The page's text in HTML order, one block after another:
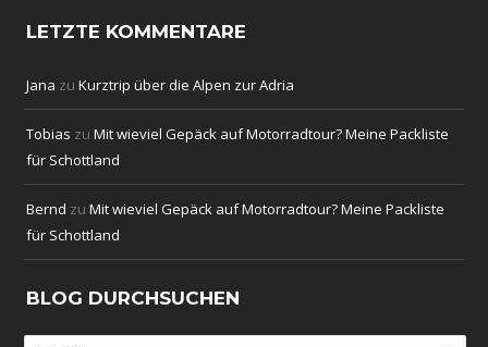
LETZTE KOMMENTARE
Jana zuKurztrip über die Alpen zur Adria
Tobias zuMit wieviel Gepäck auf Motorradtour? Meine Packliste
für Schottland
Bernd zuMit wieviel Gepäck auf Motorradtour? Meine Packliste
für Schottland
BLOG DURCHSUCHEN